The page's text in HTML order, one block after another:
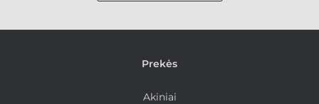
Prekės
Akiniai